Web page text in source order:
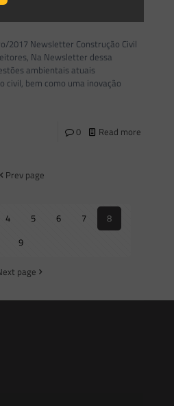
– 060 | Construção Civil e Meio
2017 Newsletter Construção Civil
Na Newsletter dessa
ambientais atuais
civil, bem como uma inovação
0 Read more
Prev page
4 5 6 7
8
9
page